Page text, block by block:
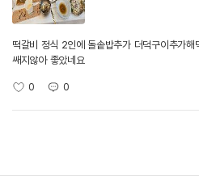
떡갈비 정식 2인에 돌솥밥추가 더덕구이추가
쌔지않아 좋았네요
0 0